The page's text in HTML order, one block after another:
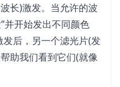
长)激发。当允许的波
并开始发出不同颜色
后，另一个滤光片(发
助我们看到它们(就像